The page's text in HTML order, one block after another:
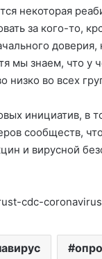
некоторая
за кого-то,
мы знаем, что у
низко во всех
инициатив, в
сообществ,
и вирусной
cdc-